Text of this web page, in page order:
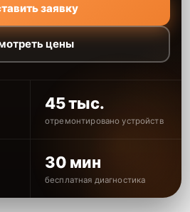
заявку
цены
45 тыс.
отремонтировано устройств
30 мин
бесплатная диагностика